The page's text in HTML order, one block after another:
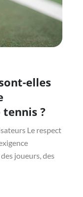
elles
?
Le respect
joueurs, des